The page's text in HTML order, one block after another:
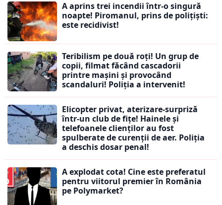
A aprins trei incendii într-o singură
noapte! Piromanul, prins de polițiști:
este recidivist!
Teribilism pe două roți! Un grup de
copii, filmat făcând cascadorii
printre mașini și provocând
scandaluri! Poliția a intervenit!
Elicopter privat, aterizare-surpriză
într-un club de fițe! Hainele și
telefoanele clienților au fost
spulberate de curenții de aer. Poliția
a deschis dosar penal!
A explodat cota! Cine este preferatul
pentru viitorul premier în România
pe Polymarket?